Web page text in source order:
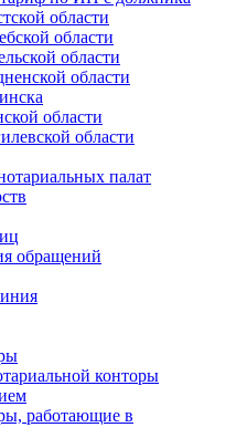
области
области
области
области
области
области
палат
обращений
конторы
работающие в